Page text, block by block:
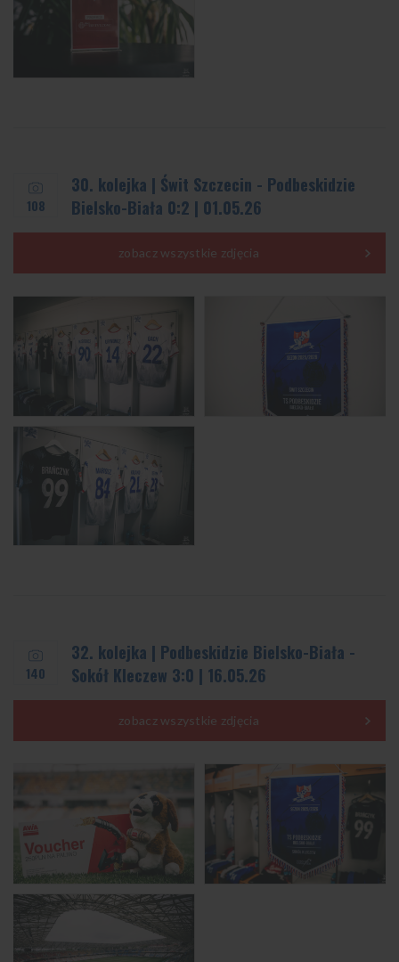
108
30. kolejka | Świt Szczecin - Podbeskidzie
Bielsko-Biała 0:2 | 01.05.26
zobacz wszystkie zdjęcia
140
32. kolejka | Podbeskidzie Bielsko-Biała -
Sokół Kleczew 3:0 | 16.05.26
zobacz wszystkie zdjęcia